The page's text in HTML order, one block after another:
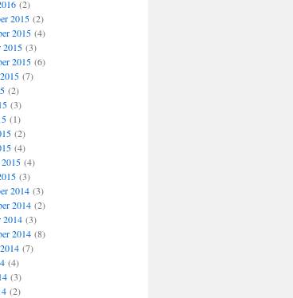
(2)
2015(2)
2015(4)
2015(3)
2015(6)
(7)
(2)
(3)
(1)
(2)
(4)
(4)
(3)
2014(3)
2014(2)
2014(3)
2014(8)
(7)
(4)
(3)
(2)